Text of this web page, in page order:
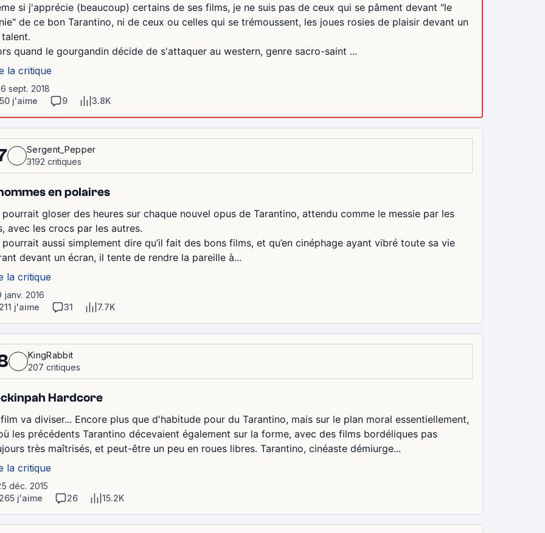
si j'apprécie (beaucoup) certains de ses films, je ne suis pas de ceux qui se pâment devant "le
de ce bon Tarantino, ni de ceux ou celles qui se trémoussent, les joues rosies de plaisir devant un
quand le gourgandin décide de s'attaquer au western, genre sacro-saint ...
la critique
sept. 2018
50 j'aime
9 3.8K
Sergent_Pepper
3192 critiques
en polaires
pourrait gloser des heures sur chaque nouvel opus de Tarantino, attendu comme le messie par les
avec les crocs par les autres.
pourrait aussi simplement dire qu’il fait des bons films, et qu’en cinéphage ayant vibré toute sa vie
devant un écran, il tente de rendre la pareille à...
la critique
janv. 2016
211 j'aime
31 7.7K
KingRabbit
207 critiques
Hardcore
va diviser... Encore plus que d'habitude pour du Tarantino, mais sur le plan moral essentiellement,
les précédents Tarantino décevaient également sur la forme, avec des films bordéliques pas
très maîtrisés, et peut-être un peu en roues libres. Tarantino, cinéaste démiurge...
la critique
déc. 2015
265 j'aime
26 15.2K